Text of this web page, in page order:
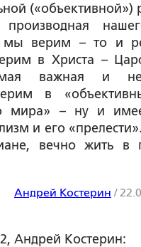
(«объективной»)
производная
верим – то и
в Христа –
важная и
в
мира» – ну и
и его
вечно жить в
Андрей Костерин /
Андрей Костерин: